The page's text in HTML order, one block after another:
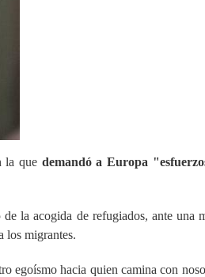
la que demandó a Europa
la acogida de refugiados, ante una
los migrantes.
egoísmo hacia quien camina con